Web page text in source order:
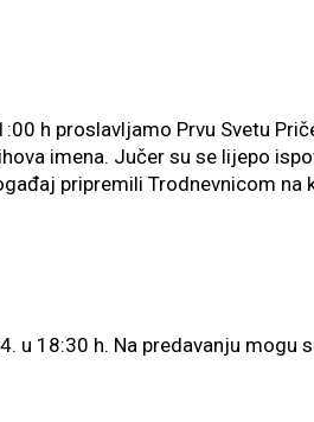
h proslavljamo Prvu Svetu
imena. Jučer su se lijepo
pripremili Trodnevnicom na
u 18:30 h. Na predavanju mogu